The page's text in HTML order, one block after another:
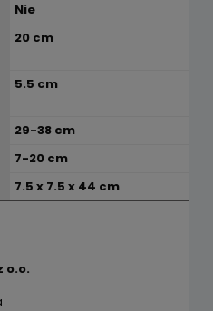
Nie
20 cm
5.5 cm
29-38 cm
7-20 cm
7.5 x 7.5 x 44 cm
o.o.